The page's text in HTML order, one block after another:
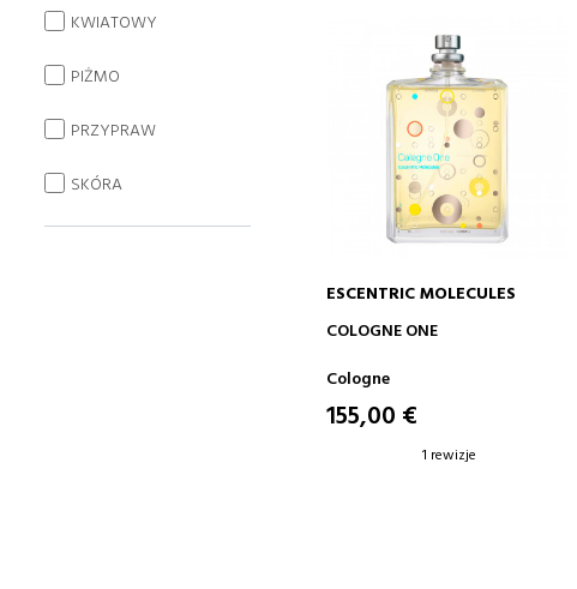
DODAJ DO KOSZYKA
ESCENTRIC MOLECULES
COLOGNE ONE
Cologne
155,00 €
1 rewizje
KWIATOWY
PIŻMO
PRZYPRAW
SKÓRA